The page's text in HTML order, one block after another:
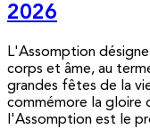
2026
L'Assomption
corps et âme, au
grandes fêtes de la
commémore la gloire
l'Assomption est le